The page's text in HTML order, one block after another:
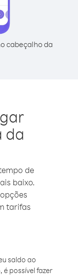
cabeçalho da
da
de
baixo.
tarifas
saldo ao
possível fazer